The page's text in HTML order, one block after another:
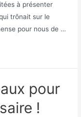
à présenter
trônait sur le
pour nous de …
pour
!